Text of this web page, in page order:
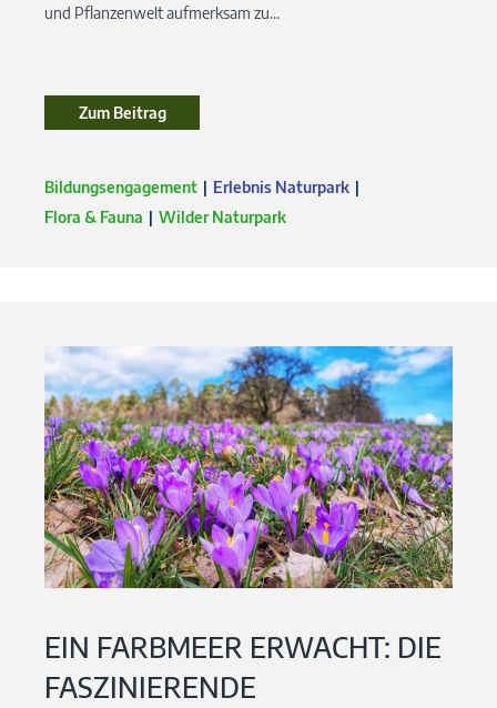
und Pflanzenwelt aufmerksam zu...
Zum Beitrag
Bildungsengagement
Erlebnis Naturpark
Flora & Fauna
Wilder Naturpark
EIN FARBMEER ERWACHT: DIE
FASZINIERENDE